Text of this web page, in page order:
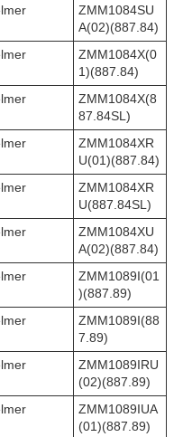
ZMM1084SU
A(02)(887.84)
ZMM1084X(0
1)(887.84)
ZMM1084X(8
87.84SL)
ZMM1084XR
U(01)(887.84)
ZMM1084XR
U(887.84SL)
ZMM1084XU
A(02)(887.84)
ZMM1089I(01
)(887.89)
ZMM1089I(88
7.89)
ZMM1089IRU
(02)(887.89)
ZMM1089IUA
(01)(887.89)